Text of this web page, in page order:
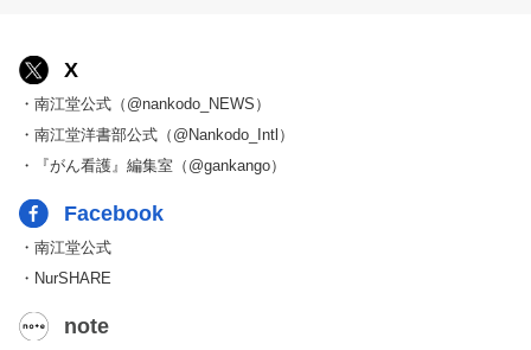
X
・南江堂公式（@nankodo_NEWS）
・南江堂洋書部公式（@Nankodo_Intl）
・『がん看護』編集室（@gankango）
Facebook
・南江堂公式
・NurSHARE
note